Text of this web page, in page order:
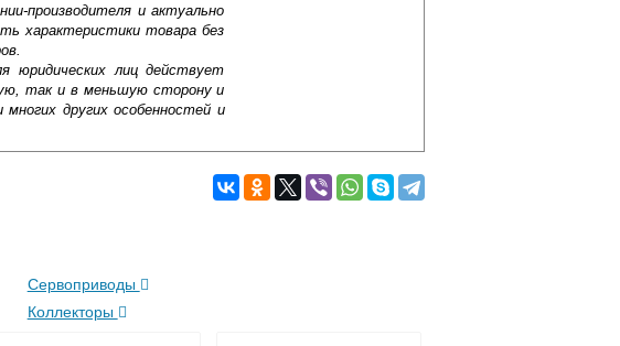
производителя и актуально
характеристики товара без
юридических лиц действует
так и в меньшую сторону и
других особенностей и
Головка термостатическая жидкостная
обеспечивая высокий уровень надежности и
в работе. При соблюдении инструкции это не
Сервоприводы
Коллекторы